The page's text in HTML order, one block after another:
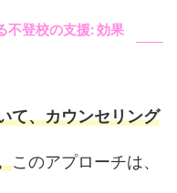
不登校の支援: 効果
て、カウンセリング
このアプローチは、